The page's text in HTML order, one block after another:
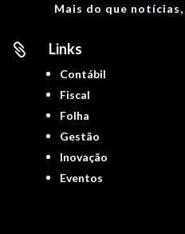
Mais do que
 Links
Contábil
Fiscal
Folha
Gestão
Inovação
Eventos